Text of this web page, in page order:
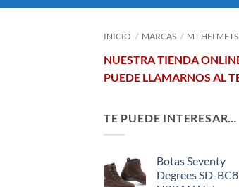
INICIO / MARCAS / MT HELMETS
NUESTRA TIENDA
PUEDE LLAMARNOS AL
TE PUEDE INTERESAR…
Botas Seventy
Degrees SD-BC8